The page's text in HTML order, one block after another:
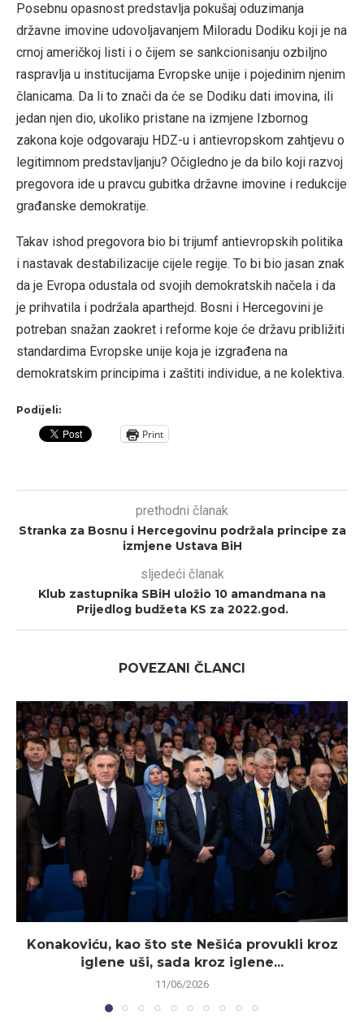
Posebnu opasnost predstavlja pokušaj oduzimanja
državne imovine udovoljavanjem Miloradu Dodiku koji je na
crnoj američkoj listi i o čijem se sankcionisanju ozbiljno
raspravlja u institucijama Evropske unije i pojedinim njenim
članicama. Da li to znači da će se Dodiku dati imovina, ili
jedan njen dio, ukoliko pristane na izmjene Izbornog
zakona koje odgovaraju HDZ-u i antievropskom zahtjevu o
legitimnom predstavljanju? Očigledno je da bilo koji razvoj
pregovora ide u pravcu gubitka državne imovine i redukcije
građanske demokratije.
Takav ishod pregovora bio bi trijumf antievropskih politika
i nastavak destabilizacije cijele regije. To bi bio jasan znak
da je Evropa odustala od svojih demokratskih načela i da
je prihvatila i podržala aparthejd. Bosni i Hercegovini je
potreban snažan zaokret i reforme koje će državu približiti
standardima Evropske unije koja je izgrađena na
demokratskim principima i zaštiti individue, a ne kolektiva.
Podijeli:
Print
prethodni članak
Stranka za Bosnu i Hercegovinu podržala principe za
izmjene Ustava BiH
sljedeći članak
Klub zastupnika SBiH uložio 10 amandmana na
Prijedlog budžeta KS za 2022.god.
POVEZANI ČLANCI
Konakoviću, kao što ste Nešića provukli kroz
iglene uši, sada kroz iglene...
11/06/2026